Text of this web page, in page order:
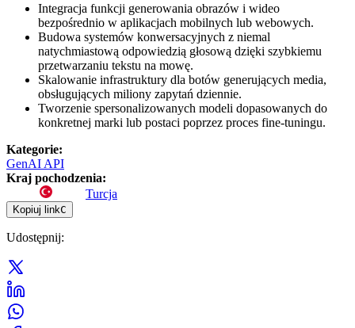
Integracja funkcji generowania obrazów i wideo
bezpośrednio w aplikacjach mobilnych lub webowych.
Budowa systemów konwersacyjnych z niemal
natychmiastową odpowiedzią głosową dzięki szybkiemu
przetwarzaniu tekstu na mowę.
Skalowanie infrastruktury dla botów generujących media,
obsługujących miliony zapytań dziennie.
Tworzenie spersonalizowanych modeli dopasowanych do
konkretnej marki lub postaci poprzez proces fine-tuningu.
Kategorie:
GenAI API
Kraj pochodzenia:
Turcja
Kopiuj linkC
Udostępnij: